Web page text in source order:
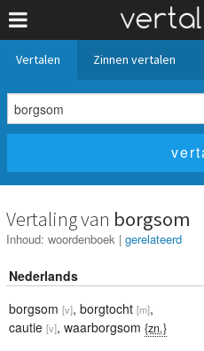
Vertalen Zinnen vertalen
Vertaling van borgsom
Inhoud: woordenboek | gerelateerd
Nederlands
borgsom [v], borgtocht [m],
cautie [v], waarborgsom {zn.}